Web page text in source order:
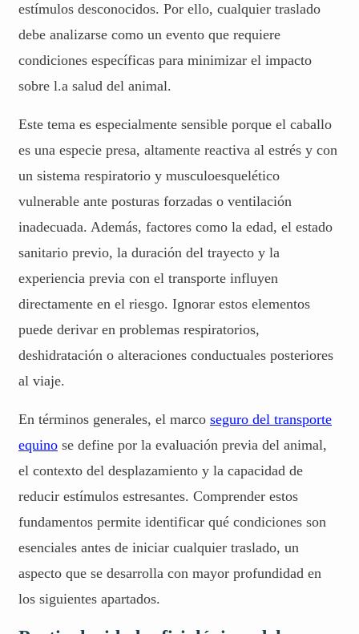
estímulos desconocidos. Por ello, cualquier traslado
debe analizarse como un evento que requiere
condiciones específicas para minimizar el impacto
sobre l.a salud del animal.
Este tema es especialmente sensible porque el caballo
es una especie presa, altamente reactiva al estrés y con
un sistema respiratorio y musculoesquelético
vulnerable ante posturas forzadas o ventilación
inadecuada. Además, factores como la edad, el estado
sanitario previo, la duración del trayecto y la
experiencia previa con el transporte influyen
directamente en el riesgo. Ignorar estos elementos
puede derivar en problemas respiratorios,
deshidratación o alteraciones conductuales posteriores
al viaje.
En términos generales, el marco seguro del transporte
equino se define por la evaluación previa del animal,
el contexto del desplazamiento y la capacidad de
reducir estímulos estresantes. Comprender estos
fundamentos permite identificar qué condiciones son
esenciales antes de iniciar cualquier traslado, un
aspecto que se desarrolla con mayor profundidad en
los siguientes apartados.